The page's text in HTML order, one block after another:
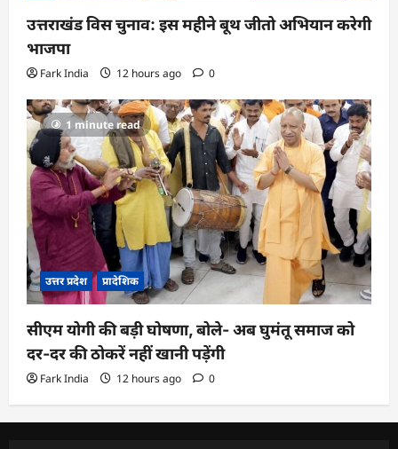
उत्तराखंड विस चुनाव: इस महीने बूथ जीतो अभियान करेगी
भाजपा
Fark India 12 hours ago 0
1 minute read
उत्तर प्रदेश प्रादेशिक
सीएम योगी की बड़ी घोषणा, बोले- अब घुमंतू समाज को
दर-दर की ठोकरें नहीं खानी पड़ेंगी
Fark India 12 hours ago 0